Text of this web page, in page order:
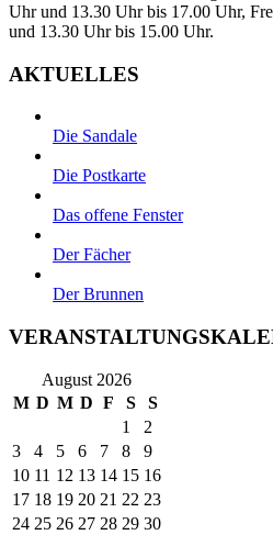
Uhr und 13.30 Uhr bis 17.00 Uhr,
und 13.30 Uhr bis 15.00 Uhr.
AKTUELLES
Die Sandale
Die Postkarte
Das offene Fenster
Der Fächer
Der Brunnen
August 2026
M D M D F S S
1
2
3
4 5 6 7 8
9
10 11 12 13 14 15 16
17 18 19 20 21 22 23
24 25 26 27 28 29 30